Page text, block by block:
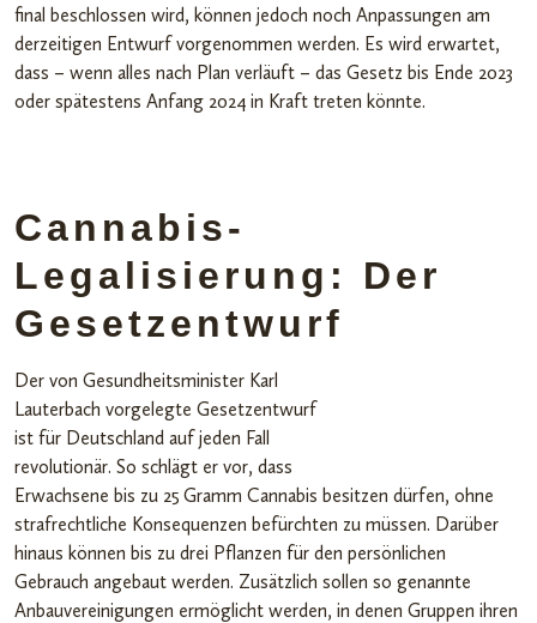
final beschlossen wird, können jedoch noch Anpassungen am
derzeitigen Entwurf vorgenommen werden. Es wird erwartet,
dass – wenn alles nach Plan verläuft – das Gesetz bis Ende 2023
oder spätestens Anfang 2024 in Kraft treten könnte.
Cannabis-
Legalisierung: Der
Gesetzentwurf
Der von Gesundheitsminister Karl
Lauterbach vorgelegte Gesetzentwurf
ist für Deutschland auf jeden Fall
revolutionär. So schlägt er vor, dass
Erwachsene bis zu 25 Gramm Cannabis besitzen dürfen, ohne
strafrechtliche Konsequenzen befürchten zu müssen. Darüber
hinaus können bis zu drei Pflanzen für den persönlichen
Gebrauch angebaut werden. Zusätzlich sollen so genannte
Anbauvereinigungen ermöglicht werden, in denen Gruppen ihren